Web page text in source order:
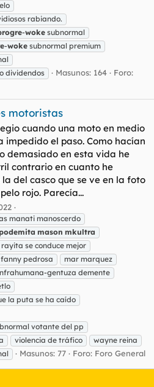
rabiando.
-woke subnormal
-woke subnormal premium
dividendos
Masunos: 164
Foro:
motoristas
cuando una moto en medio
impedido el paso. Como hacían
demasiado en esta vida he
contrario en cuanto he
del casco que se ve en la foto
rojo. Parecía...
manati manoscerdo
mason mkultra
rayita se conduce mejor
fanny pedrosa
mar marquez
gentuza demente
la puta se ha caído
votante del pp
violencia de tráfico
wayne reina
Masunos: 77 Foro: Foro General